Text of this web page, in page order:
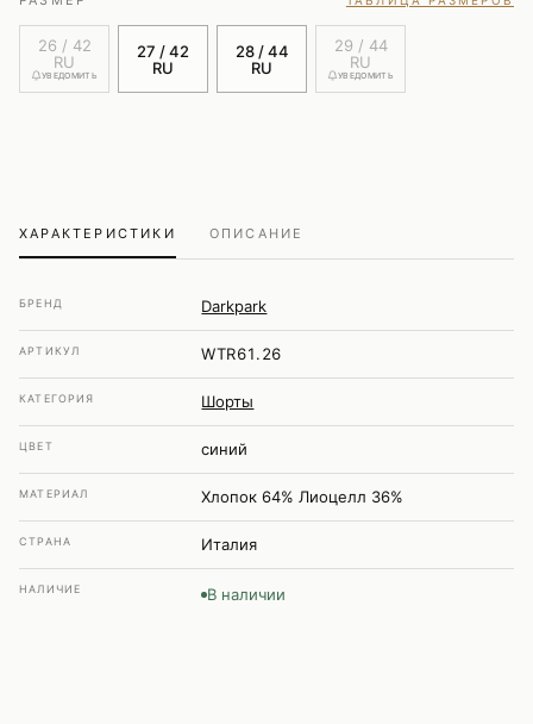
26 / 42
RU
УВЕДОМИТЬ
27 / 42
RU
28 / 44
RU
29 / 44
RU
УВЕДОМИТЬ
ХАРАКТЕРИСТИКИ ОПИСАНИЕ
БРЕНД Darkpark
АРТИКУЛ WTR61.26
КАТЕГОРИЯ Шорты
ЦВЕТ синий
МАТЕРИАЛ Хлопок 64% Лиоцелл 36%
СТРАНА Италия
НАЛИЧИЕ В наличии